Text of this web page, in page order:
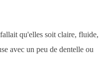
qu'elles soit claire, fluide,
avec un peu de dentelle ou